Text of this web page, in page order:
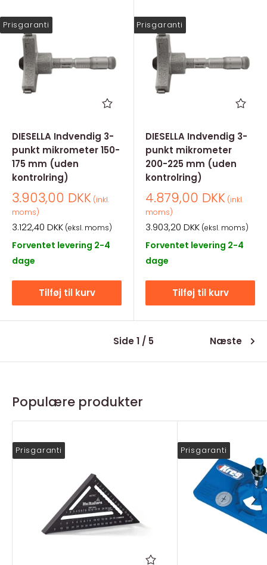
Prisgaranti
DIESELLA Indvendig 3-
punkt mikrometer 150-
175 mm (uden
kontrolring)
Salgspris
3.903,00 DKK (inkl.
moms)
Salgspris
3.122,40 DKK (eksl. moms)
Forventet levering 2-4
dage
Tilføj til kurv
Prisgaranti
DIESELLA Indvendig 3-
punkt mikrometer
200-225 mm (uden
kontrolring)
Salgspris
4.879,00 DKK (inkl.
moms)
Salgspris
3.903,20 DKK (eksl. moms)
Forventet levering 2-4
dage
Tilføj til kurv
Side 1 / 5 Næste
Populære produkter
Prisgaranti Prisgaranti